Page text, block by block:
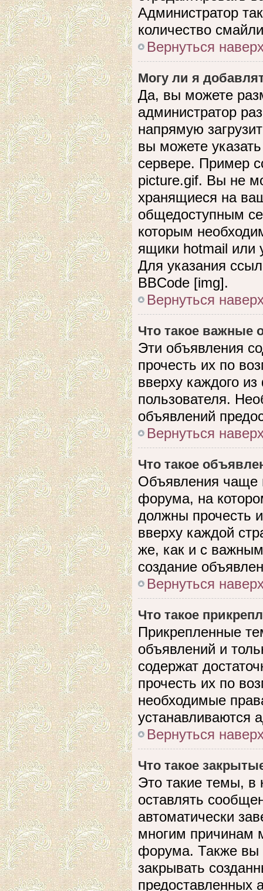
Администратор
количество
Вернуться
Могу ли я
Да, вы можете
администратор
напрямую
вы можете
сервере. Пример
picture.gif. Вы не
хранящиеся на
общедоступным
которым
ящики hotmail или
Для указания
BBCode [img].
Вернуться
Что такое важные
Эти объявления
прочесть их по
вверху каждого
пользователя.
объявлений
Вернуться
Что такое
Объявления чаще
форума, на
должны прочесть
вверху каждой
же, как и с
создание
Вернуться
Что такое
Прикрепленные
объявлений и
содержат
прочесть их по
необходимые
устанавливаются
Вернуться
Что такое
Это такие темы, в
оставлять
автоматически
многим причинам
форума. Также вы
закрывать
предоставленных